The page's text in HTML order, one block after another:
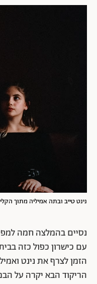
נינט טייב ובתה אמיליה מתוך
נסיים בהמלצה חמה
עם כישרון כפול כזה
הזמן לצרף את נינט
הריקוד הבא יקרה על